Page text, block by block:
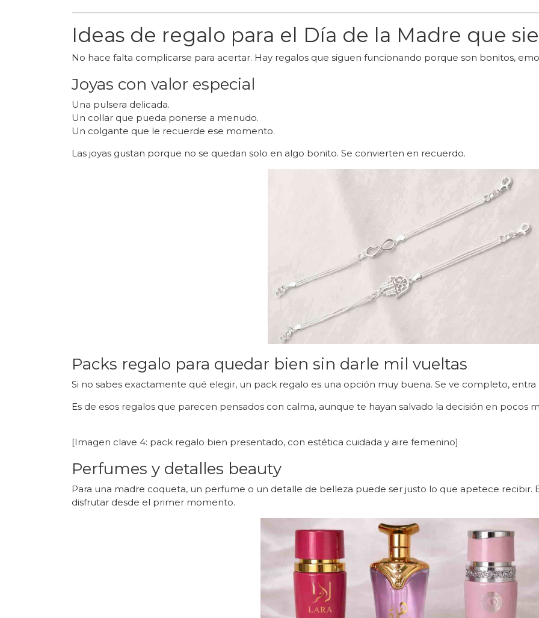
Ideas de regalo para el Día de la Madre que
No hace falta complicarse para acertar. Hay regalos que siguen funcionando porque son bonitos,
Joyas con valor especial
Una pulsera delicada.
Un collar que pueda ponerse a menudo.
Un colgante que le recuerde ese momento.
Las joyas gustan porque no se quedan solo en algo bonito. Se convierten en recuerdo.
Packs regalo para quedar bien sin darle mil vueltas
Si no sabes exactamente qué elegir, un pack regalo es una opción muy buena. Se ve completo,
Es de esos regalos que parecen pensados con calma, aunque te hayan salvado la decisión en pocos
[Imagen clave 4: pack regalo bien presentado, con estética cuidada y aire femenino]
Perfumes y detalles beauty
Para una madre coqueta, un perfume o un detalle de belleza puede ser justo lo que apetece recibir.
disfrutar desde el primer momento.